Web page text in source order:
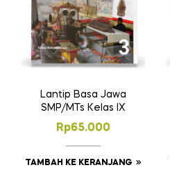
Lantip Basa Jawa
SMP/MTs Kelas IX
Rp65.000
TAMBAH KE KERANJANG